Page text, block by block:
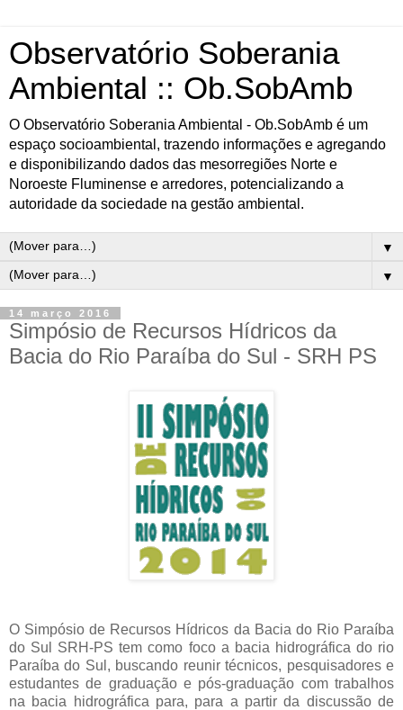
Observatório Soberania
Ambiental :: Ob.SobAmb
O Observatório Soberania Ambiental - Ob.SobAmb é um
espaço socioambiental, trazendo informações e agregando
e disponibilizando dados das mesorregiões Norte e
Noroeste Fluminense e arredores, potencializando a
autoridade da sociedade na gestão ambiental.
▼
▼
14 março 2016
Simpósio de Recursos Hídricos da
Bacia do Rio Paraíba do Sul - SRH PS
O Simpósio de Recursos Hídricos da Bacia do Rio Paraíba
do Sul SRH-PS tem como foco a bacia hidrográfica do rio
Paraíba do Sul, buscando reunir técnicos, pesquisadores e
estudantes de graduação e pós-graduação com trabalhos
na bacia hidrográfica para, para a partir da discussão de